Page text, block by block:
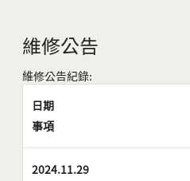
維修公告
維修公告紀錄:
日期
事項
2024.11.29